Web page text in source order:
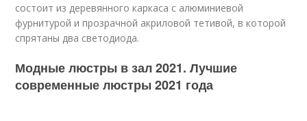
состоит из деревянного каркаса с алюминиевой
фурнитурой и прозрачной акриловой тетивой, в которой
спрятаны два светодиода.
Модные люстры в зал 2021. Лучшие
современные люстры 2021 года